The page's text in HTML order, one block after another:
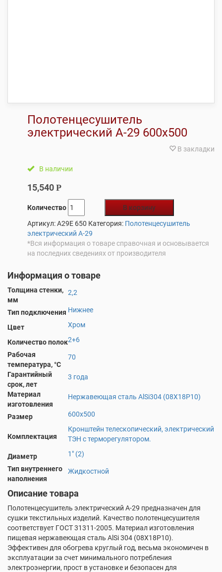
Полотенцесушитель
электрический А-29 600х500
В закладки
В наличии
15,540 Р
Количество
В корзину
Артикул:A29E 650 Категория: Полотенцесушитель
электрический А-29
*Вся информация о товаре справочная и основывается
на последних сведениях от производителя
Информация о товаре
Толщина стенки,
мм
2,2
Тип подключения Нижнее
Цвет Хром
Количество полок2+6
Рабочая
температура, °С
70
Гарантийный
срок, лет
3 года
Материал
изготовления
Нержавеющая сталь AlSi304 (08Х18Р10)
Размер 600х500
Комплектация
Кронштейн телескопический, электрический
ТЭН с терморегулятором.
Диаметр
1" (2)
Тип внутреннего
наполнения
Жидкостной
Описание товара
Полотенцесушитель электрический А-29 предназначен для
сушки текстильных изделий. Качество полотенцесушителя
соответствует ГОСТ 31311-2005. Материал изготовления
пищевая нержавеющая сталь AlSi 304 (08X18P10).
Эффективен для обогрева круглый год, весьма экономичен в
эксплуатации за счет минимального потребления
электроэнергии, прост в установке и безопасен для